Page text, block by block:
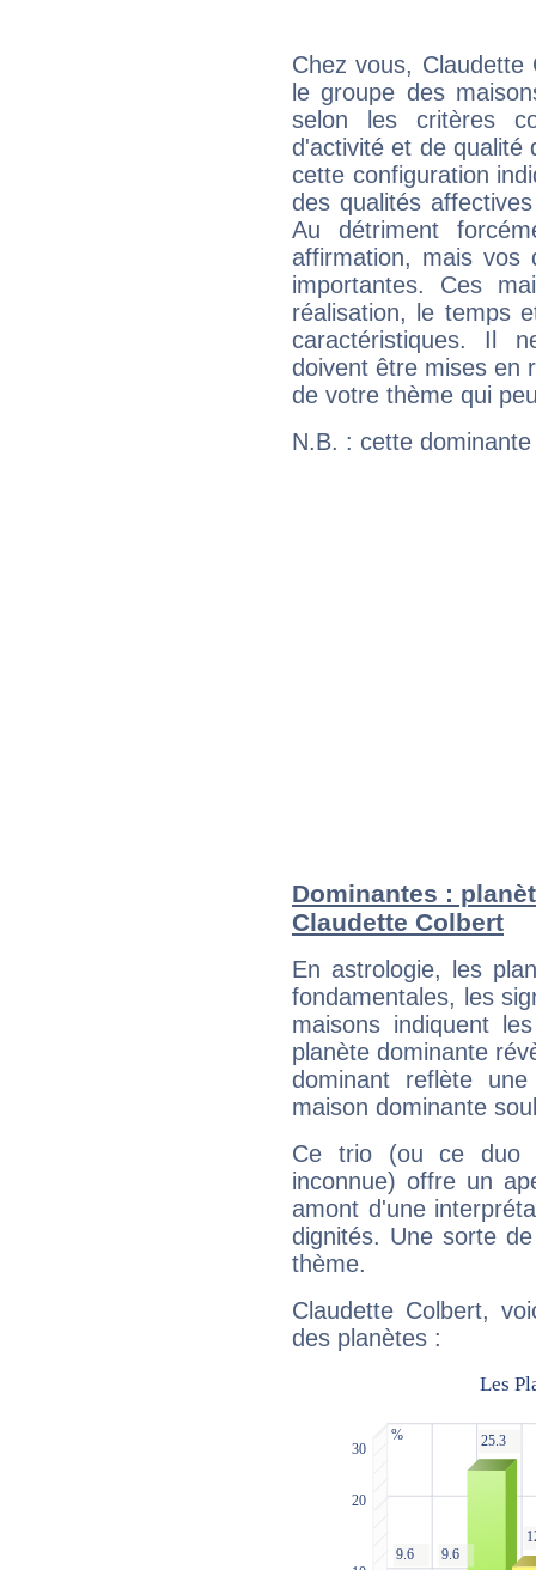
Chez vous, Claudette
le groupe des
selon les critères
d'activité et de qualité
cette configuration
des qualités
Au détriment
affirmation, mais
importantes. Ces
réalisation, le temps
caractéristiques. Il
doivent être mises en
de votre thème qui
N.B. : cette
Dominantes :
Claudette Colbert
En astrologie, les
fondamentales, les
maisons indiquent
planète dominante
dominant reflète
maison dominante
Ce trio (ou ce duo
inconnue) offre un
amont d'une
dignités. Une sorte
thème.
Claudette Colbert,
des planètes :